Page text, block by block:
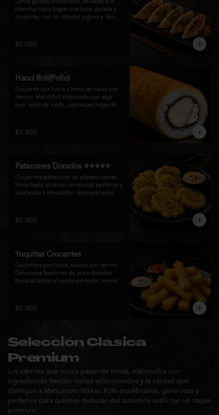
Cinco gyozas artesanales, selladas a la
plancha hasta lograr una base dorada y
crujiente, con un interior jugoso y lleno
perfecto entre tradición japonesa y la
esencia de la cocina nikkei, ideales para
$5.000
Hand Roll(Pollo)
Crujiente por fuera y lleno de sabor por
dentro. Hand Roll elaborado con alga
nori, arroz de sushi, jugosa pechuga de
combinación perfecta de textura y
cremosidad que convierte este clásico en
$3.500
Patacones Dorados ⭐⭐⭐⭐⭐
Crujientes patacones de plátano verde,
fritos hasta alcanzar un dorado perfecto y
una textura irresistible. Acompañados de
disfrutar como entrada con el auténtico
sabor de la cocina nikkei.
$5.000
Yuquitas Crocantes
Crujientes por fuera, suaves por dentro.
Deliciosos bastones de yuca dorados
hasta alcanzar el punto perfecto, servidos
compartir o complementar cualquier
experiencia Matsumoto Nikkei.
$5.000
Selección Clásica
Premium
Los sabores que nunca pasan de moda, elaborados con
ingredientes frescos, cortes seleccionados y la calidad que
distingue a Matsumoto Nikkei. Rolls equilibrados, generosos y
perfectos para quienes disfrutan del auténtico sushi con un toque
premium.